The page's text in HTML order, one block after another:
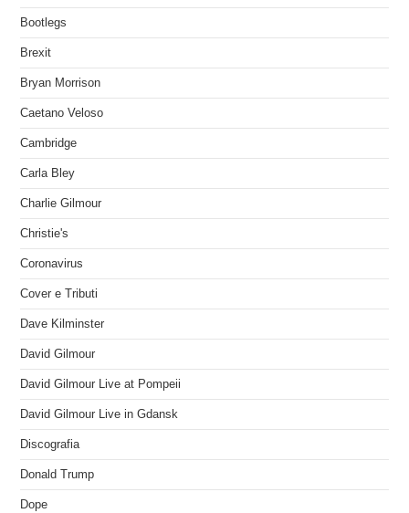
Bootlegs
Brexit
Bryan Morrison
Caetano Veloso
Cambridge
Carla Bley
Charlie Gilmour
Christie's
Coronavirus
Cover e Tributi
Dave Kilminster
David Gilmour
David Gilmour Live at Pompeii
David Gilmour Live in Gdansk
Discografia
Donald Trump
Dope